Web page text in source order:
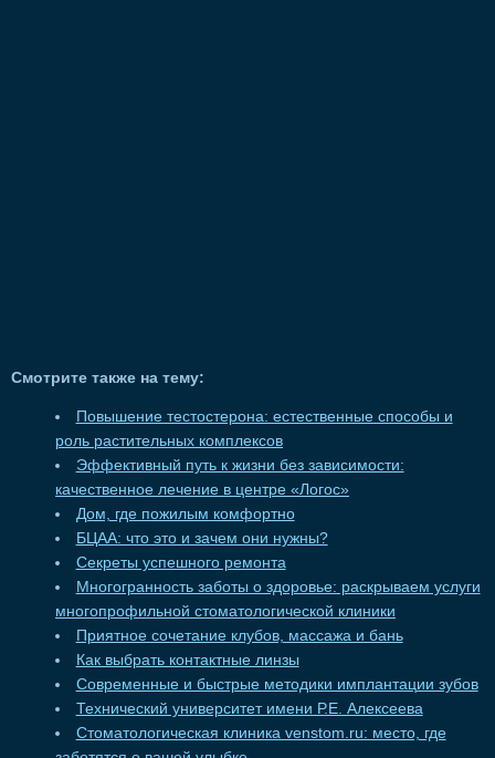
Смотрите также на тему:
Повышение тестостерона: естественные способы и
роль растительных комплексов
Эффективный путь к жизни без зависимости:
качественное лечение в центре «Логос»
Дом, где пожилым комфортно
БЦАА: что это и зачем они нужны?
Секреты успешного ремонта
Многогранность заботы о здоровье: раскрываем услуги
многопрофильной стоматологической клиники
Приятное сочетание клубов, массажа и бань
Как выбрать контактные линзы
Современные и быстрые методики имплантации зубов
Технический университет имени Р.Е. Алексеева
Стоматологическая клиника venstom.ru: место, где